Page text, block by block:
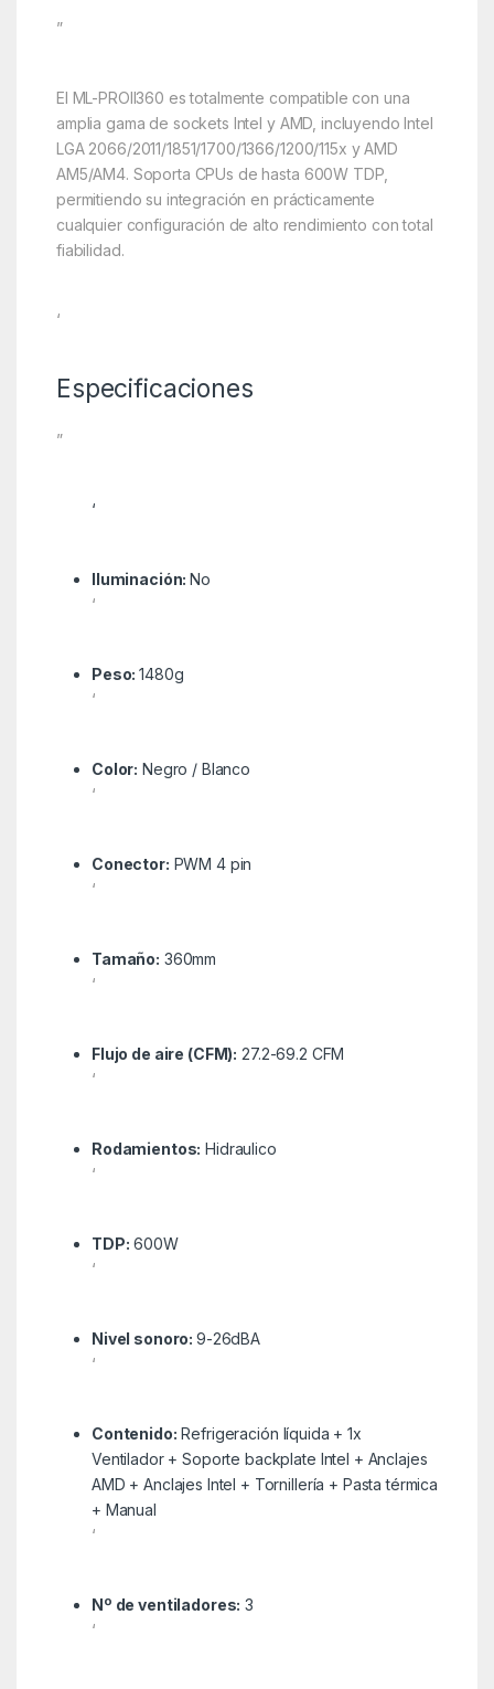
”
El ML-PROII360 es totalmente compatible con una
amplia gama de sockets Intel y AMD, incluyendo Intel
LGA 2066/2011/1851/1700/1366/1200/115x y AMD
AM5/AM4. Soporta CPUs de hasta 600W TDP,
permitiendo su integración en prácticamente
cualquier configuración de alto rendimiento con total
fiabilidad.
‘
Especificaciones
”
‘
Iluminación:No
‘
Peso:1480g
‘
Color: Negro / Blanco
‘
Conector: PWM 4 pin
‘
Tamaño: 360mm
‘
Flujo de aire (CFM): 27.2-69.2 CFM
‘
Rodamientos: Hidraulico
‘
TDP: 600W
‘
Nivel sonoro:9-26dBA
‘
Contenido: Refrigeración líquida + 1x
Ventilador + Soporte backplate Intel + Anclajes
AMD + Anclajes Intel + Tornillería + Pasta térmica
+ Manual
‘
Nº de ventiladores: 3
‘